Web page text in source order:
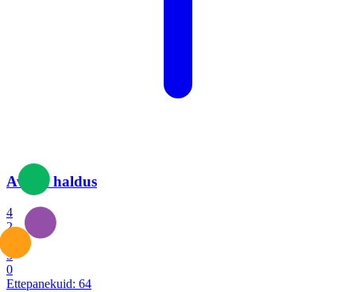
Avalik haldus
4
2
3
0
Ettepanekuid: 64